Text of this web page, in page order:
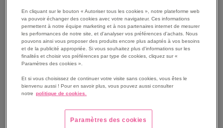
Support flex pour dos ou
Tabouret salles blanches
sur roulettes - BIMOS
En cliquant sur le bouton « Autoriser tous les cookies », notre plateforme web
va pouvoir échanger des cookies avec votre navigateur. Ces informations
permettent à notre équipe marketing et à nos partenaires internet de mesurer
les performances de notre site, et d'analyser vos préférences d'achats. Nous
pouvons ainsi vous proposer des produits encore plus adaptés à vos besoins
et de la publicité appropriée. Si vous souhaitez plus d'informations sur les
finalités et choisir vos préférences par type de cookies, cliquez sur «
Paramètres des cookies ».
Et si vous choisissez de continuer votre visite sans cookies, vous êtes le
bienvenu aussi ! Pour en savoir plus, vous pouvez aussi consulter
notre politique de cookies.
Paramètres des cookies